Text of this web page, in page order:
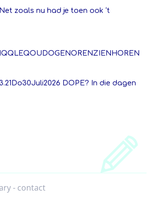
Net zoals nu had je toen ook ‘t
DOPE? In die dagen
- contact